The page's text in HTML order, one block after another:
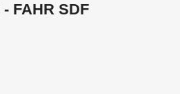
FAHR SDF